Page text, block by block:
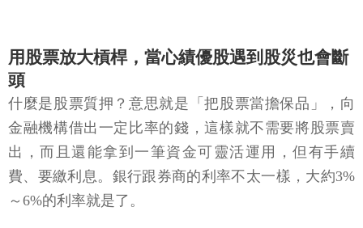
用股票放大槓桿，當心績優股遇到股災也會斷
頭
什麼是股票質押？意思就是「把股票當擔保品」，向
金融機構借出一定比率的錢，這樣就不需要將股票賣
出，而且還能拿到一筆資金可靈活運用，但有手續
費、要繳利息。銀行跟券商的利率不太一樣，大約3%
～6%的利率就是了。